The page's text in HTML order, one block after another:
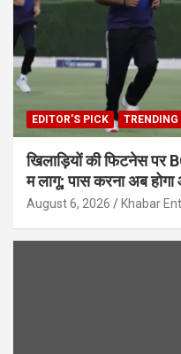
EDITOR'S PICK TRENDING
खिलाड़ियों की फिटनेस पर
म लागू; पास करना अब
August 6, 2026 Khabar